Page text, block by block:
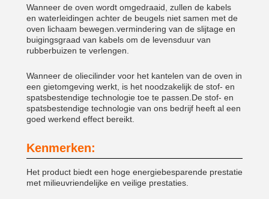
Wanneer de oven wordt omgedraaid, zullen de kabels
en waterleidingen achter de beugels niet samen met de
oven lichaam bewegen.vermindering van de slijtage en
buigingsgraad van kabels om de levensduur van
rubberbuizen te verlengen.
Wanneer de oliecilinder voor het kantelen van de oven in
een gietomgeving werkt, is het noodzakelijk de stof- en
spatsbestendige technologie toe te passen.De stof- en
spatsbestendige technologie van ons bedrijf heeft al een
goed werkend effect bereikt.
Kenmerken:
Het product biedt een hoge energiebesparende prestatie
met milieuvriendelijke en veilige prestaties.